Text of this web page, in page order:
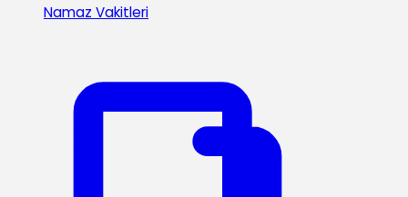
Namaz Vakitleri